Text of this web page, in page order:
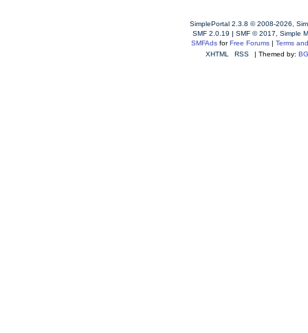
SimplePortal 2.3.8 © 2008-2026,
SMF 2.0.19 | SMF © 2017
Simple
SMFAds forFree Forums | Terms
XHTML
RSS | Themed by: